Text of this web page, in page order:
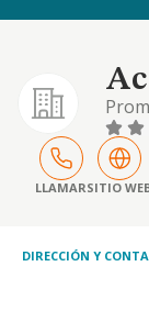
por
o
LLAMARSITIO
DIRECCIÓN Y